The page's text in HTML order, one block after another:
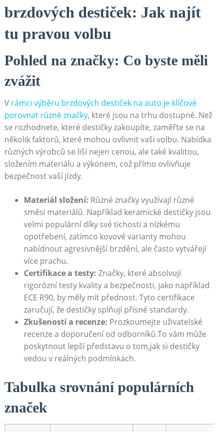
brzdových destiček: Jak najít
tu pravou volbu
Pohled na značky: Co byste měli
zvážit
V rámci výběru ⁤brzdových destiček na auto je klíčové
porovnat ⁤různé značky, které jsou na trhu dostupné. Než
se rozhodnete, které destičky zakoupíte, zaměřte se na
několik faktorů, které mohou ovlivnit vaši volbu. Nabídka
různých výrobců se liší nejen cenou, ale také kvalitou,
složením materiálu a výkonem, což přímo ovlivňuje
bezpečnost vaší jízdy.
Materiál složení: Různé značky využívají různé
směsi materiálů. Například keramické destičky jsou
velmi populární díky své tichosti ‌a nízkému
opotřebení, zatímco kovové varianty mohou
nabídnout agresivnější brzdění, ale‍ často vytvářejí
více⁤ prachu.
Certifikace a testy: Značky, které ‍absolvují
rigorózní testy kvality a bezpečnosti, jako například
ECE R90, by měly mít přednost. Tyto certifikace‍
zaručují, že ⁢destičky splňují přísné standardy.
Zkušenosti a recenze: Prozkoumejte uživatelské
recenze a doporučení od odborníků.To vám může
poskytnout lepší představu o tom,jak si destičky
vedou‍ v reálných podmínkách.
Tabulka srovnání populárních
značek